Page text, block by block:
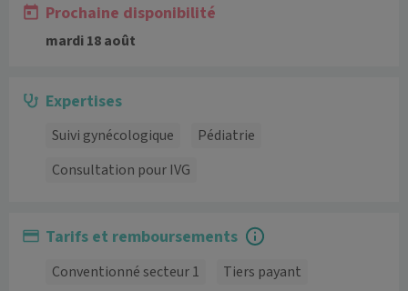
Prochaine disponibilité
mardi 18 août
Expertises
Suivi gynécologique
Pédiatrie
Consultation pour IVG
Tarifs et remboursements
Conventionné secteur 1
Tiers payant